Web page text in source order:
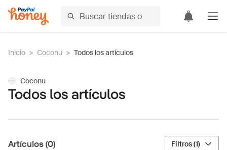
Inicio > Coconu > Todos los artículos
Coconu
Todos los artículos
Artículos (0) Filtros (1)